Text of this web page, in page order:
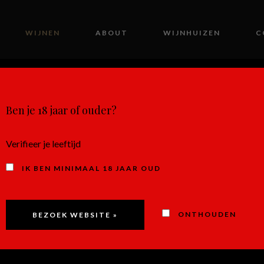
WIJNEN ABOUT WIJNHUIZEN
CHILI
Ben je 18 jaar of ouder?
Verifieer je leeftijd
IK BEN MINIMAAL 18 JAAR OUD
ONTHOUDEN